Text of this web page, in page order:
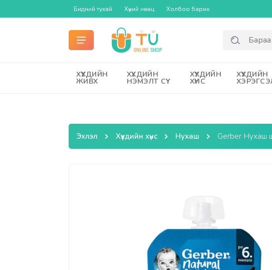
Бидний тухай Хүний нөөц Холбоо барих
ХҮҮХДИЙН
ЖИВХ
ХҮҮХДИЙН
НЭМЭЛТ СҮҮ
ХҮҮХДИЙН
ХҮНС
ХҮҮХДИЙН
Эхлэл Хүүхдийн хүнс Нухаш Gerber Нухаш